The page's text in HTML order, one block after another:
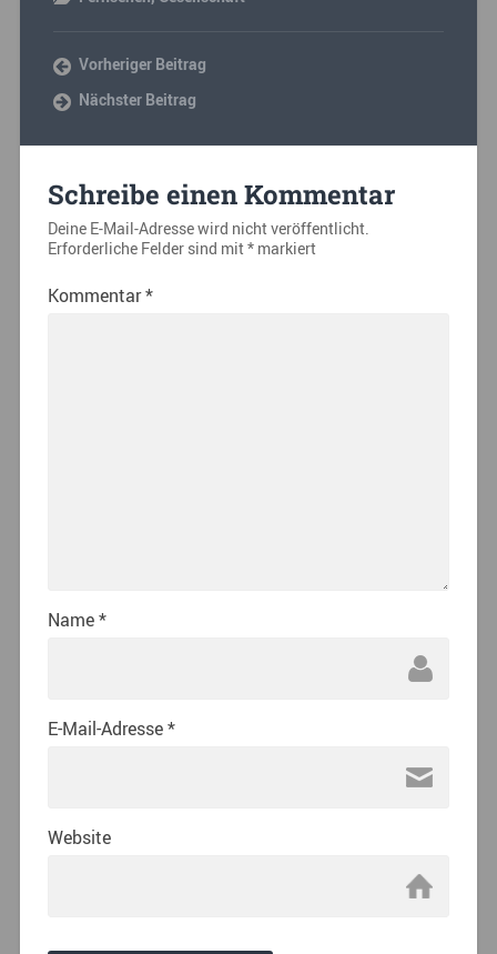
Vorheriger Beitrag
Nächster Beitrag
Schreibe einen Kommentar
Deine E-Mail-Adresse wird nicht veröffentlicht.
Erforderliche Felder sind mit*markiert
Kommentar*
Name*
E-Mail-Adresse*
Website